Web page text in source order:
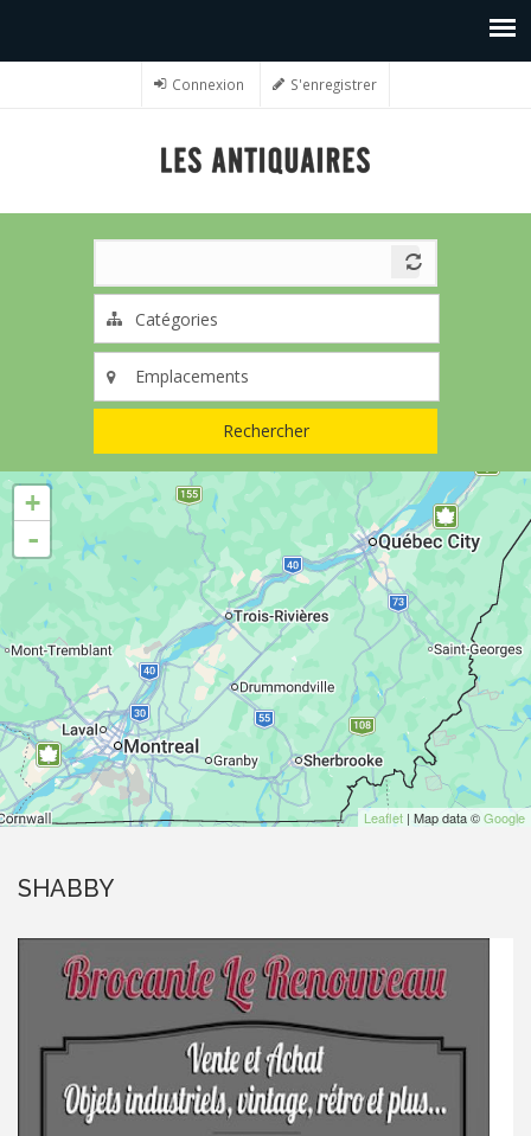
Connexion S'enregistrer
Rechercher
+
-
Leaflet | Map data ©Google
SHABBY